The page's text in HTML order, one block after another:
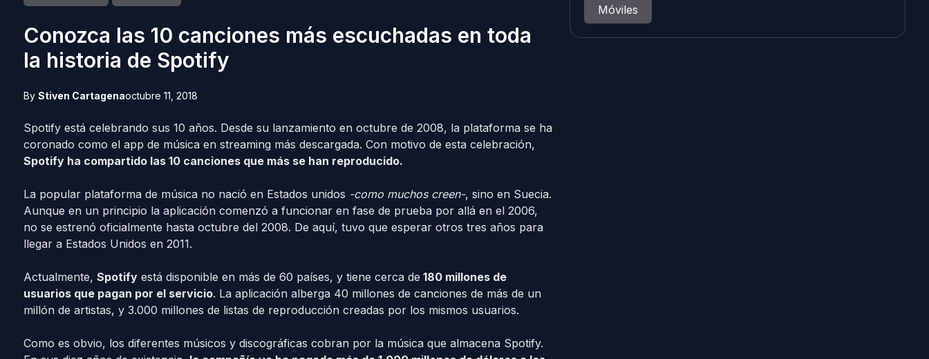
Conozca las 10 canciones más escuchadas en toda
la historia de Spotify
By Stiven Cartagenaoctubre 11, 2018
Spotify está celebrando sus 10 años. Desde su lanzamiento en octubre de 2008, la plataforma se ha
coronado como el app de música en streaming más descargada. Con motivo de esta celebración,
Spotify ha compartido las 10 canciones que más se han reproducido.
La popular plataforma de música no nació en Estados unidos -como muchos creen-, sino en Suecia.
Aunque en un principio la aplicación comenzó a funcionar en fase de prueba por allá en el 2006,
no se estrenó oficialmente hasta octubre del 2008. De aquí, tuvo que esperar otros tres años para
llegar a Estados Unidos en 2011.
Actualmente, Spotifyestá disponible en más de 60 países, y tiene cerca de 180 millones de
usuarios que pagan por el servicio. La aplicación alberga 40 millones de canciones de más de un
millón de artistas, y 3.000 millones de listas de reproducción creadas por los mismos usuarios.
Como es obvio, los diferentes músicos y discográficas cobran por la música que almacena Spotify.
Móviles